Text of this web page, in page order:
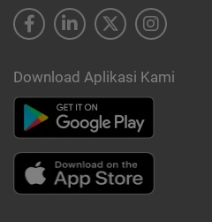
Download Aplikasi Kami